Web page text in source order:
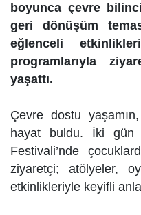
boyunca çevre
geri dönüşüm
eğlenceli
programlarıyla
yaşattı.
Çevre dostu
hayat buldu. İki gün
Festivali’nde
ziyaretçi; atölyeler,
etkinlikleriyle keyifli